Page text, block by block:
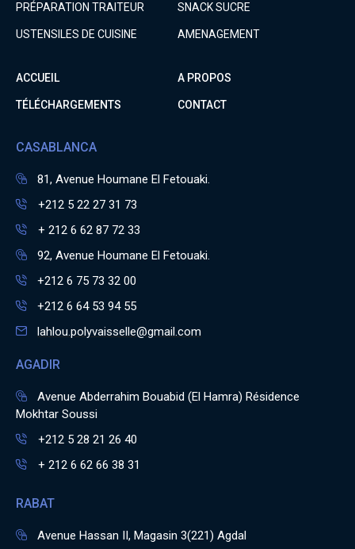
PRÉPARATION TRAITEUR SNACK SUCRE
USTENSILES DE CUISINE AMENAGEMENT
ACCUEIL A PROPOS
TÉLÉCHARGEMENTS CONTACT
CASABLANCA
81, Avenue Houmane El Fetouaki.
+212 5 22 27 31 73
+ 212 6 62 87 72 33
92, Avenue Houmane El Fetouaki.
+212 6 75 73 32 00
+212 6 64 53 94 55
lahlou.polyvaisselle@gmail.com
AGADIR
Avenue Abderrahim Bouabid (El Hamra) Résidence
Mokhtar Soussi
+212 5 28 21 26 40
+ 212 6 62 66 38 31
RABAT
Avenue Hassan II, Magasin 3(221) Agdal